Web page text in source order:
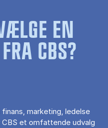
EN
CBS?
marketing, ledelse
CBS et omfattende udvalg